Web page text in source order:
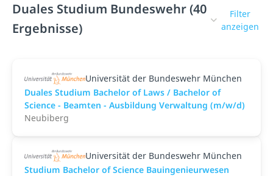
Duales Studium Bundeswehr (40
Ergebnisse)
Filter
anzeigen
Universität der Bundeswehr München
Duales Studium Bachelor of Laws / Bachelor of
Science - Beamten - Ausbildung Verwaltung (m/w/d)
Neubiberg
Universität der Bundeswehr München
Studium Bachelor of Science Bauingenieurwesen